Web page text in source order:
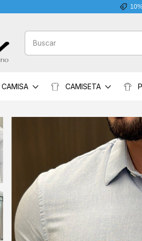
10% DE DESCONTO na 1ª compra acima de
CAMISA CAMISETA